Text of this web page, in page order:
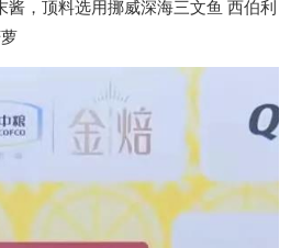
，顶料选用挪威深海三文鱼 西伯利